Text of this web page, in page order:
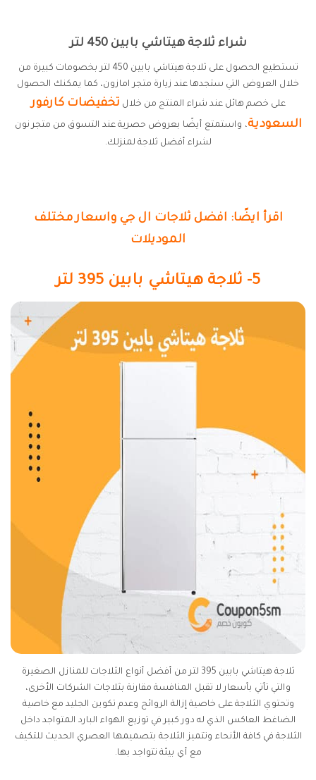
شراء ثلاجة هيتاشي بابين 450 لتر
تستطيع الحصول على ثلاجة هيتاشي بابين 450 لتر بخصومات كبيرة من
خلال العروض التي ستجدها عند زيارة متجر امازون، كما يمكنك الحصول
على خصم هائل عند شراء المنتج من خلال تخفيضات كارفور
السعودية، واستمتع أيضًا بعروض حصرية عند التسوق من متجر نون
لشراء أفضل ثلاجة لمنزلك.
اقرأ ايضًا: افضل ثلاجات ال جي واسعار مختلف
الموديلات
5- ثلاجة هيتاشي بابين 395 لتر
ثلاجة هيتاشي بابين 395 لتر من أفضل أنواع الثلاجات للمنازل الصغيرة
والتي تأتي بأسعار لا تقبل المنافسة مقارنة بثلاجات الشركات الأخرى،
وتحتوي الثلاجة على خاصية إزالة الروائح وعدم تكوين الجليد مع خاصية
الضاغط العاكس الذي له دور كبير في توزيع الهواء البارد المتواجد داخل
الثلاجة في كافة الأنحاء وتتميز الثلاجة بتصميمها العصري الحديث للتكيف
مع أي بيئة تتواجد بها.